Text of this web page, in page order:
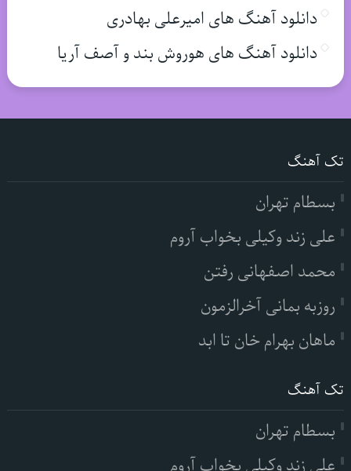
دانلود آهنگ های امیرعلی بهادری
دانلود آهنگ های هوروش بند و آصف آریا
تک آهنگ
بسطام تهران
علی زند وکیلی بخواب آروم
محمد اصفهانی رفتن
روزبه بمانی آخرالزمون
ماهان بهرام خان تا ابد
تک آهنگ
بسطام تهران